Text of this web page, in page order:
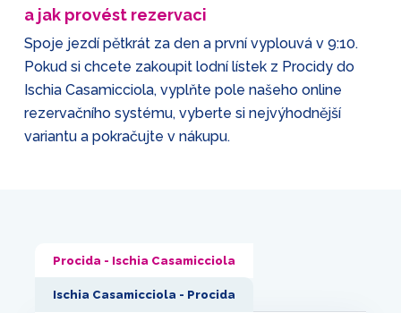
a jak provést rezervaci
Spoje jezdí pětkrát za den a první vyplouvá v 9:10.
Pokud si chcete zakoupit lodní lístek z Procidy do
Ischia Casamicciola, vyplňte pole našeho online
rezervačního systému, vyberte si nejvýhodnější
variantu a pokračujte v nákupu.
Procida - Ischia Casamicciola
Ischia Casamicciola - Procida